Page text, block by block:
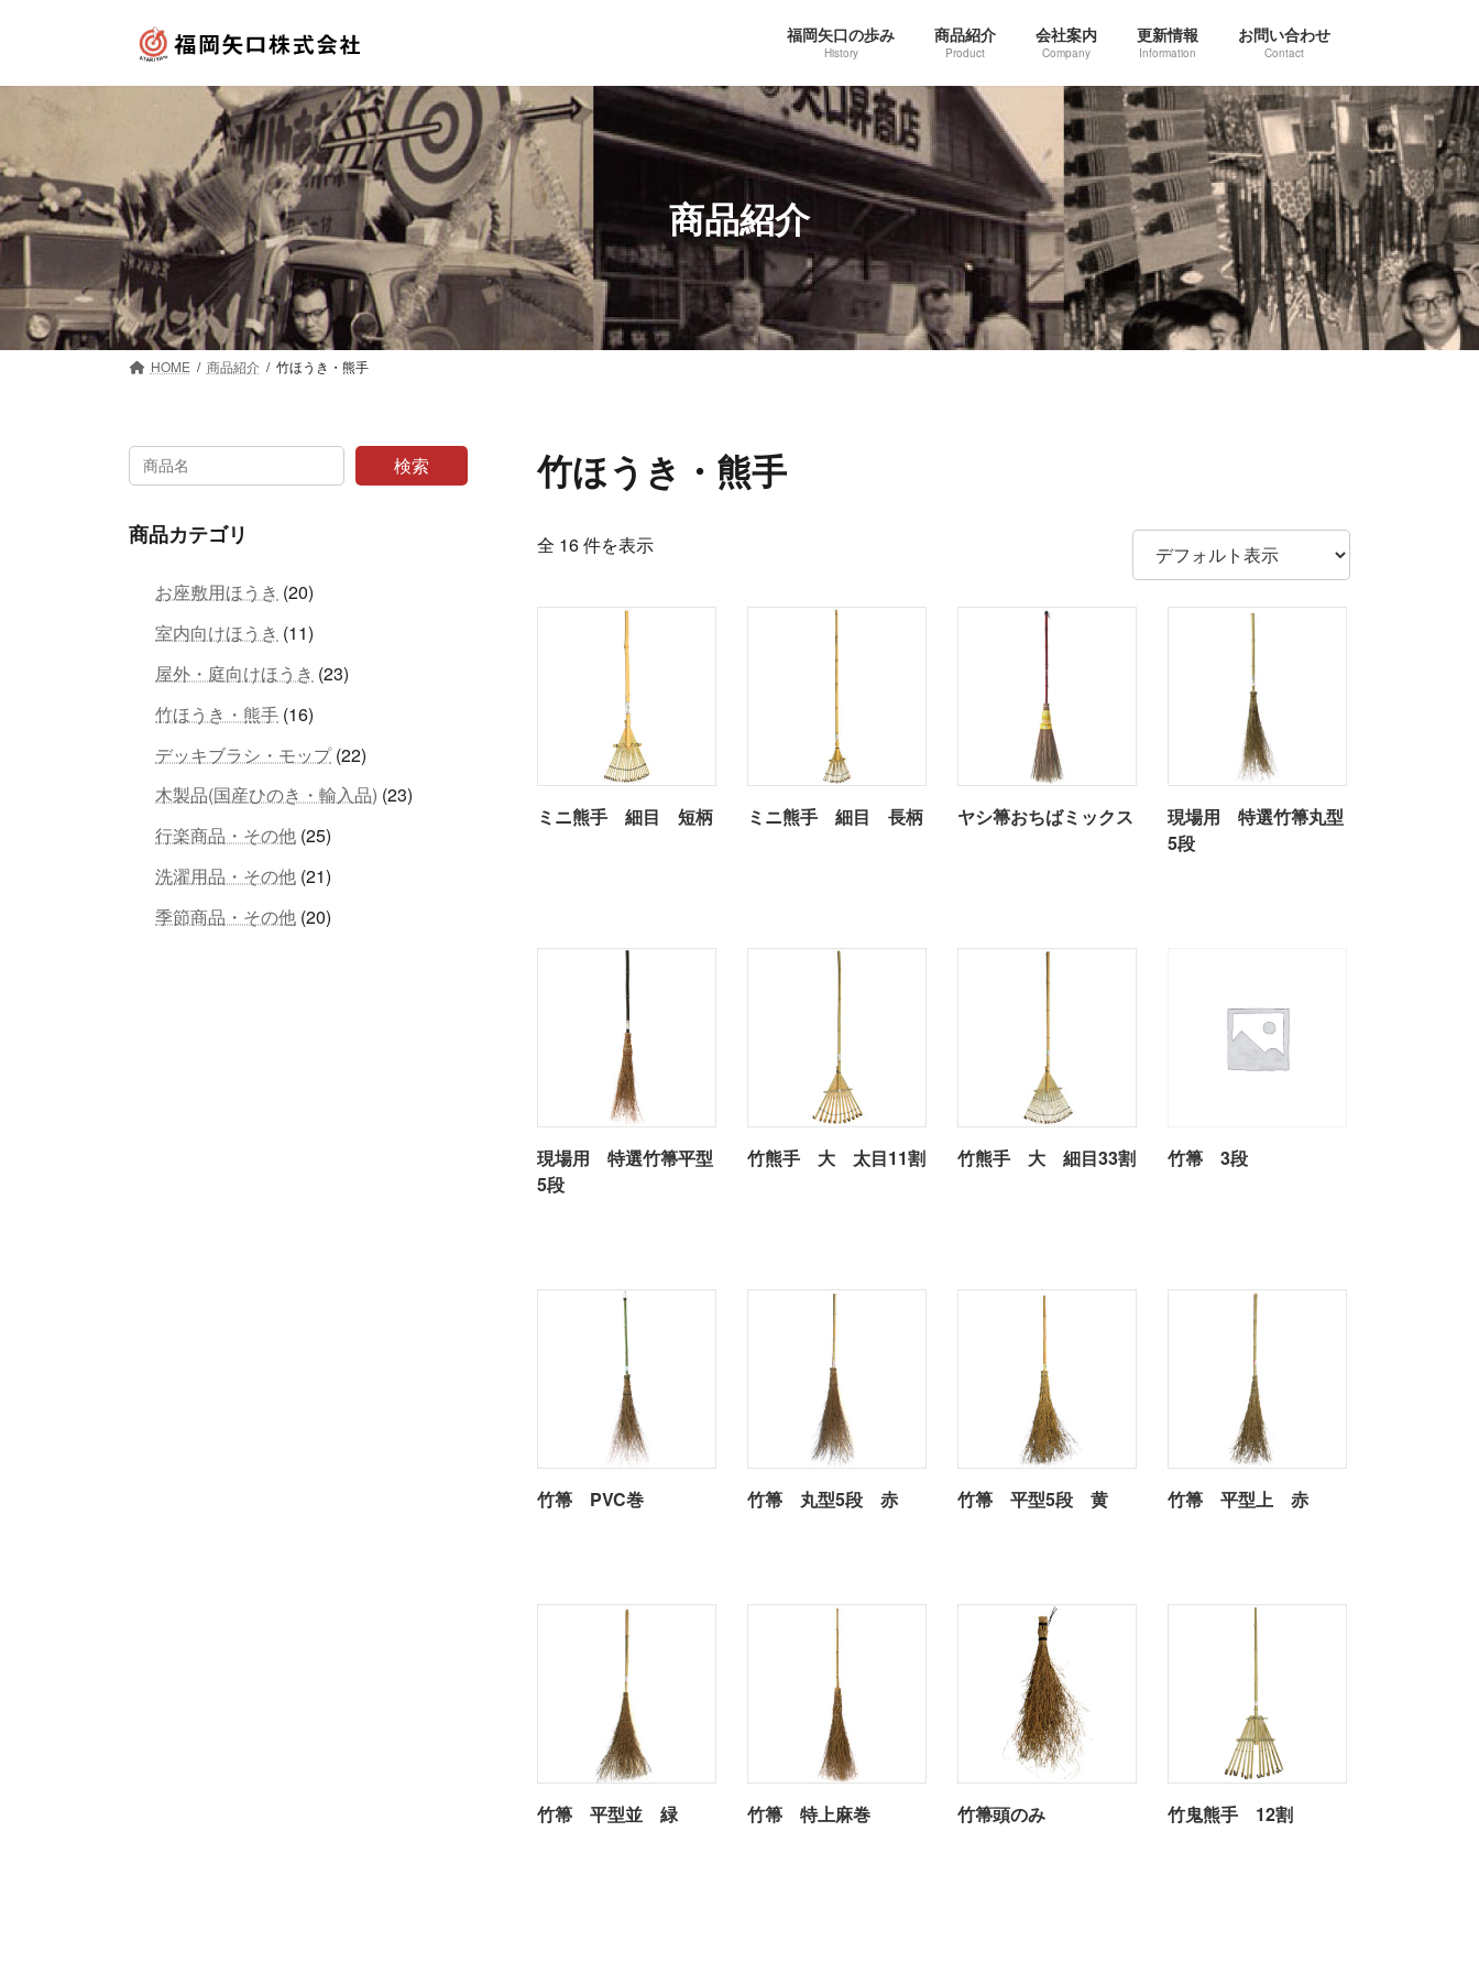
ン
ス
キ
ッ
プ
ー
ン
に
移
動
福岡矢口の歩み
History
商品紹介
Product
会社案内
Company
更新情報
Information
お問い合わせ
Contact
商品紹介
HOME 商品紹介 竹ほうき・熊手
竹ほうき・熊手
全 16 件を表示
ミニ熊手 細目 短柄 ミニ熊手 細目 長柄 ヤシ箒おちばミックス
現場用 特選竹箒丸型
5段
現場用 特選竹箒平型
5段
竹熊手 大 太目11割 竹熊手 大 細目33割 竹箒 3段
竹箒 PVC巻 竹箒 丸型5段 赤 竹箒 平型5段 黄 竹箒 平型上 赤
竹箒 平型並 緑 竹箒 特上麻巻 竹箒頭のみ 竹鬼熊手 12割
検索
商品カテゴリ
お座敷用ほうき 2020
の
商
室内向けほうき 1111
の
商
屋外・庭向けほうき 2323
商
竹ほうき・熊手 1616
の
商
デッキブラシ・モップ 2222
の
木製品(国産ひのき・輸入品) 2323
行楽商品・その他 2525
の
商
洗濯用品・その他 2121
の
季節商品・その他 2020